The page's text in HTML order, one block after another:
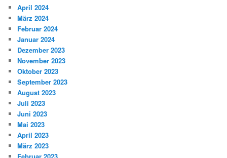
April 2024
März 2024
Februar 2024
Januar 2024
Dezember 2023
November 2023
Oktober 2023
September 2023
August 2023
Juli 2023
Juni 2023
Mai 2023
April 2023
März 2023